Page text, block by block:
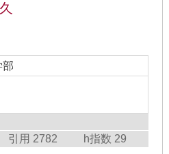
部
引用 2782 h指数 29